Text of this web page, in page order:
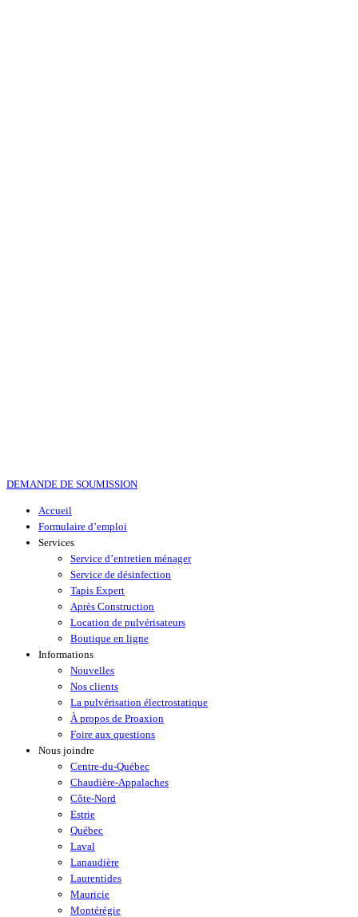
DEMANDE DE SOUMISSION
Accueil
Formulaire d’emploi
Services
Service d’entretien ménager
Service de désinfection
Tapis Expert
Après Construction
Location de pulvérisateurs
Boutique en ligne
Informations
Nouvelles
Nos clients
La pulvérisation électrostatique
À propos de Proaxion
Foire aux questions
Nous joindre
Centre-du-Québec
Chaudière-Appalaches
Côte-Nord
Estrie
Québec
Laval
Lanaudière
Laurentides
Mauricie
Montérégie